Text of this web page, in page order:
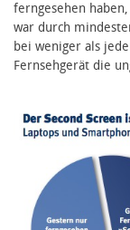
ferngesehen
war durch
bei weniger als
Fernsehgerät die